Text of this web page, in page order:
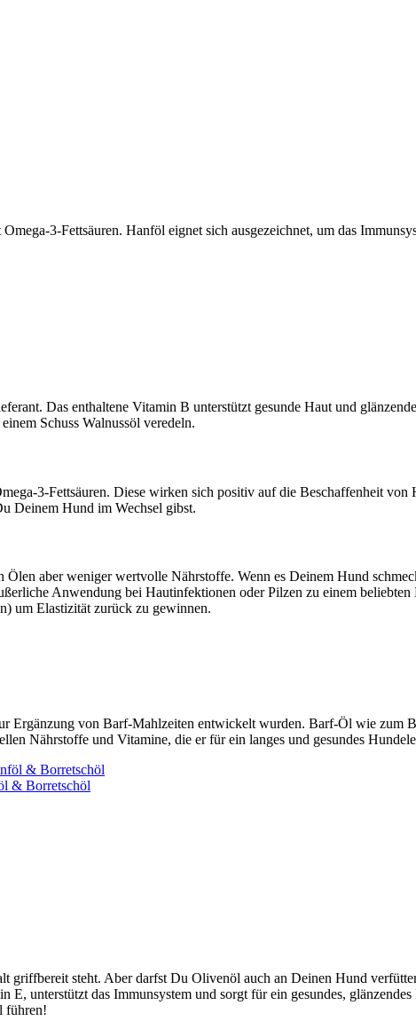
3-Fett­säu­ren. Hanf­öl eig­net sich aus­ge­zeich­net, um das
Das ent­hal­te­ne Vit­amin B unter­stützt gesun­de Haut und
Schuss Wal­nuss­öl ver­edeln.
3-Fett­säu­ren. Die­se wir­ken sich posi­tiv auf die Beschaf­fen­heit
Dei­nem Hund im Wech­sel gibst.
aber weni­ger wert­vol­le Nähr­stof­fe. Wenn es Dei­nem Hund
Anwen­dung bei Haut­in­fek­tio­nen oder Pil­zen zu einem
um Elas­ti­zi­tät zurück zu gewin­nen.
von Barf-Mahl­zei­ten ent­wi­ckelt wur­den. Barf-Öl wie zum
Nähr­stof­fe und Vit­ami­ne, die er für ein lan­ges und gesun­des
& Bor­retsch­öl
griff­be­reit steht. Aber darfst Du Oli­ven­öl auch an Dei­nen Hund
unter­stützt das Immun­sys­tem und sorgt für ein gesun­des,
füh­ren!